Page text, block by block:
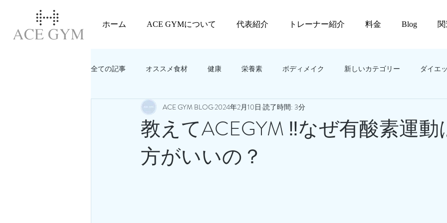
ホーム ACE GYMについて 代表紹介 トレーナー紹介 料金 Blog
全ての記事 オススメ食材 健康 栄養素 ボディメイク 新しいカテゴリー ダイエ
教えてACEGYM‼️ 美容
教えてACEGYM ‼️なぜ有酸素運
方がいいの？
ACE GYM BLOG 2024年2月10日 読了時間: 3分